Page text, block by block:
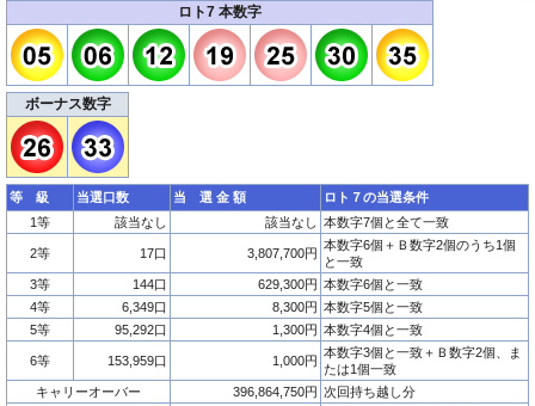
ロト7 本数字
ボーナス数字
等 級 当選口数 当 選 金 額
ロト７の当選条件
1等
該当なし 該当なし 本数字7個と全て一致
2等 17口 3,807,700円
本数字6個＋Ｂ数字2個のうち1個
と一致
3等
144口 629,300円 本数字6個と一致
4等
6,349口 8,300円 本数字5個と一致
5等
95,292口 1,300円 本数字4個と一致
6等 153,959口 1,000円
本数字3個と一致＋Ｂ数字2個、ま
たは1個一致
キャリーオーバー
396,864,750円 次回持ち越し分